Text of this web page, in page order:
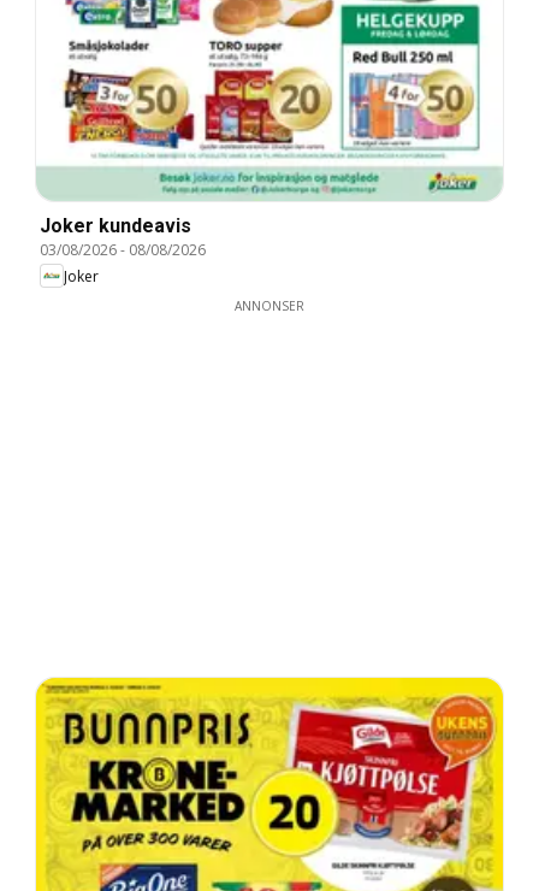
Joker kundeavis
03/08/2026- 08/08/2026
Joker
ANNONSER